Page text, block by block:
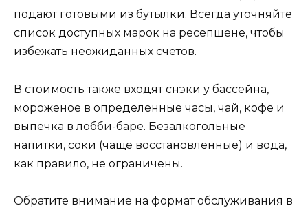
подают готовыми из бутылки. Всегда уточняйте
список доступных марок на ресепшене, чтобы
избежать неожиданных счетов.
В стоимость также входят снэки у бассейна,
мороженое в определенные часы, чай, кофе и
выпечка в лобби-баре. Безалкогольные
напитки, соки (чаще восстановленные) и вода,
как правило, не ограничены.
Обратите внимание на формат обслуживания в